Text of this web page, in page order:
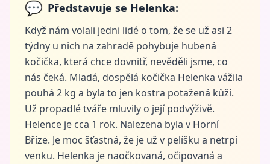
💬 Představuje se Helenka:
Když nám volali jedni lidé o tom, že se už asi 2
týdny u nich na zahradě pohybuje hubená
kočička, která chce dovnitř, nevěděli jsme, co
nás čeká. Mladá, dospělá kočička Helenka vážila
pouhá 2 kg a byla to jen kostra potažená kůží.
Už propadlé tváře mluvily o její podvýživě.
Helence je cca 1 rok. Nalezena byla v Horní
Bříze. Je moc šťastná, že je už v pelíšku a netrpí
venku. Helenka je naočkovaná, očipovaná a